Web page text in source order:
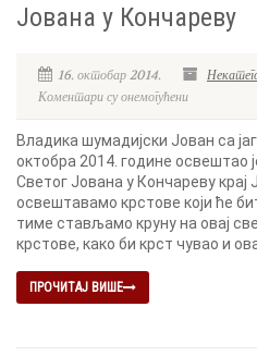
Јована у Кончареву
16. октобар 2014.
Коментари су онемогућени
Владика шумадијски Јован са
октобра 2014. године освештао
Светог Јована у Кончареву крај
освештавамо крстове који ће
тиме стављамо круну на овај
крстове, како би крст чувао и
ПРОЧИТАЈ ВИШЕ